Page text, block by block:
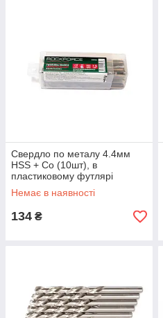
Свердло по металу 4.4мм
HSS + Co (10шт), в
пластиковому футлярі
Немає в наявності
134 ₴